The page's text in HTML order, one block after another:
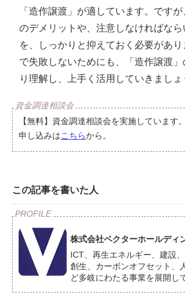
「造作譲渡」が適しています。ですが
のデメリットや、注意しなければなら
を、しっかりと抑えておく必要があ
で失敗しないためにも、「造作譲渡
り理解し、上手く活用していきましょ
【無料】資金調達相談会を実施しています
申し込みはこちらから。
この記事を書いた人
株式会社ベクターホールディ
ICT、再生エネルギー、建設
創生、カーボンオフセット、
ど多岐にわたる事業を展開し